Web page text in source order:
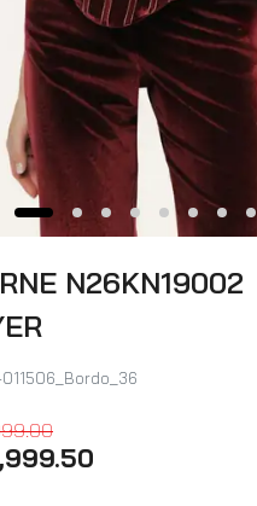
N26KN19002
011506_Bordo_36